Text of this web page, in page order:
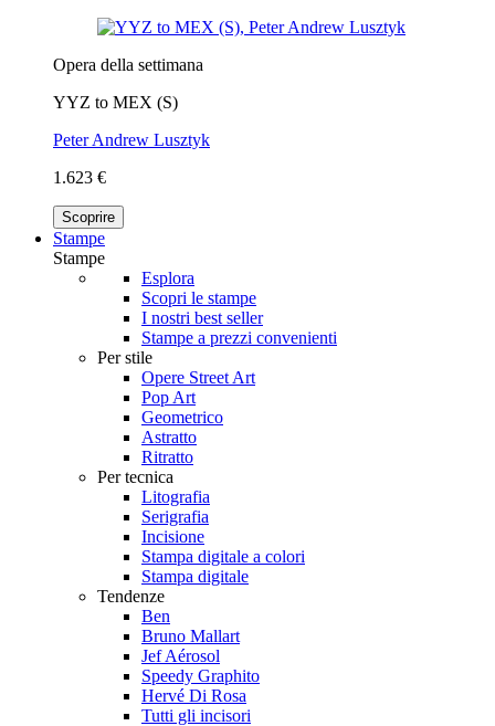
Opera della settimana
YYZ to MEX (S)
Peter Andrew Lusztyk
1.623 €
Scoprire
Stampe
Stampe
Esplora
Scopri le stampe
I nostri best seller
Stampe a prezzi convenienti
Per stile
Opere Street Art
Pop Art
Geometrico
Astratto
Ritratto
Per tecnica
Litografia
Serigrafia
Incisione
Stampa digitale a colori
Stampa digitale
Tendenze
Ben
Bruno Mallart
Jef Aérosol
Speedy Graphito
Hervé Di Rosa
Tutti gli incisori